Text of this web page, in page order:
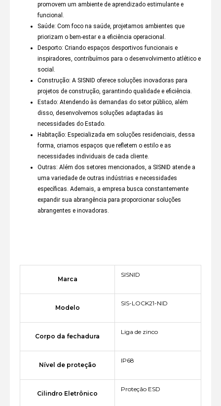
promovem um ambiente de aprendizado estimulante e
funcional.
Saúde: Com foco na saúde, projetamos ambientes que
priorizam o bem-estar e a eficiência operacional.
Desporto: Criando espaços desportivos funcionais e
inspiradores, contribuímos para o desenvolvimento atlético e
social.
Construção: A SISNID oferece soluções inovadoras para
projetos de construção, garantindo qualidade e eficiência.
Estado: Atendendo às demandas do setor público, além
disso, desenvolvemos soluções adaptadas às
necessidades do Estado.
Habitação: Especializada em soluções residenciais, dessa
forma, criamos espaços que refletem o estilo e as
necessidades individuais de cada cliente.
Outras: Além dos setores mencionados, a SISNID atende a
uma variedade de outras indústrias e necessidades
específicas. Ademais, a empresa busca constantemente
expandir sua abrangência para proporcionar soluções
abrangentes e inovadoras.
Marca
SISNID
Modelo
SIS-LOCK21-NID
Corpo da fechadura
Liga de zinco
Nível de proteção
IP68
Cilindro Eletrônico
Proteção ESD